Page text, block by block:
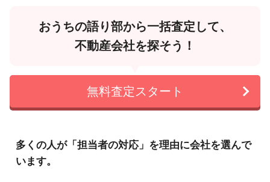
おうちの語り部から一括査定して、
不動産会社を探そう！
無料査定スタート
多くの人が「担当者の対応」を理由に会社を選んで
います。